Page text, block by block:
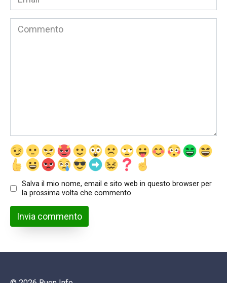
Commento
Salva il mio nome, email e sito web in questo browser per
la prossima volta che commento.